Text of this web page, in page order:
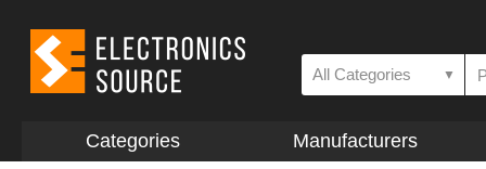
All Categories ▼
Categories Manufacturers